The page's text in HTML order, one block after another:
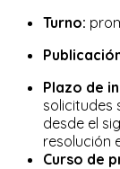
Turno:
Plazo de
solicitudes
desde el
resolución
Curso de